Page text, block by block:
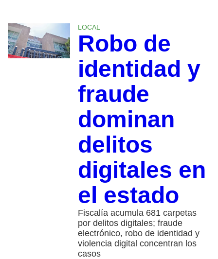
LOCAL
Robo de
identidad y
fraude
dominan
delitos
digitales en
el estado
Fiscalía acumula 681 carpetas
por delitos digitales; fraude
electrónico, robo de identidad y
violencia digital concentran los
casos